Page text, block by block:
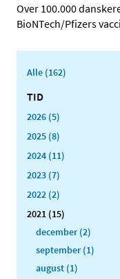
Over 100.000
BioNTech/Pfizers
Alle (162)
TID
2026 (5)
2025 (8)
2024 (11)
2023 (7)
2022 (2)
2021 (15)
december (2)
september (1)
august (1)